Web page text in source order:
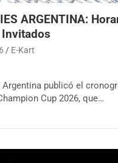
ARGENTINA:
E-Kart
Argentina publicó el
Cup 2026, que…